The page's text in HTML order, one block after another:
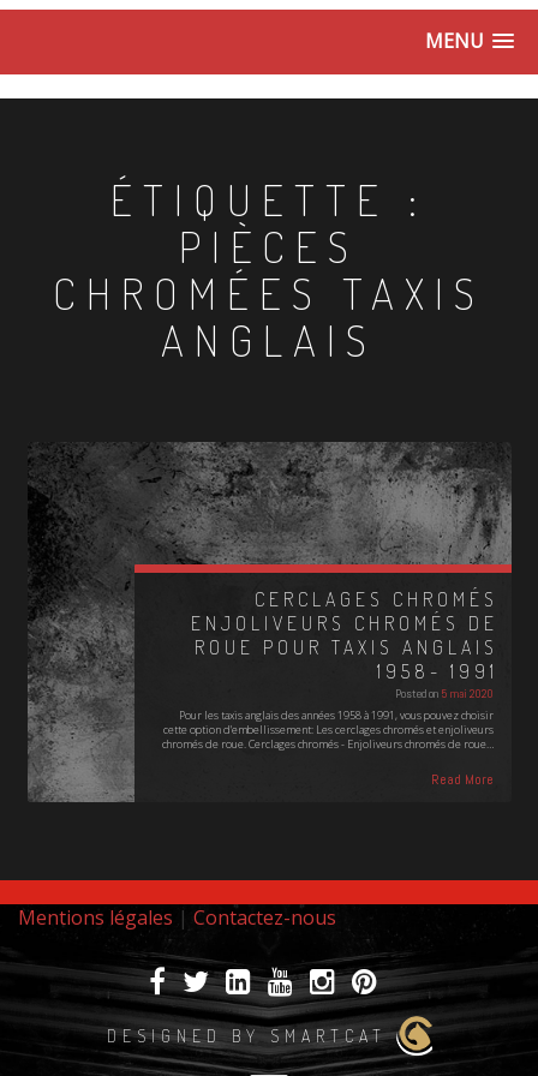
MENU
ÉTIQUETTE :
PIÈCES
CHROMÉES TAXIS
ANGLAIS
CERCLAGES CHROMÉS
ENJOLIVEURS CHROMÉS DE
ROUE POUR TAXIS ANGLAIS
1958- 1991
Posted on 5 mai 2020
Pour les taxis anglais des années 1958 à 1991, vous pouvez choisir
cette option d'embellissement: Les cerclages chromés et enjoliveurs
chromés de roue. Cerclages chromés - Enjoliveurs chromés de roue…
Read More
Mentions légales | Contactez-nous
DESIGNED BY SMARTCAT